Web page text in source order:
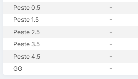
Peste 0.5 -
Peste 1.5 -
Peste 2.5 -
Peste 3.5 -
Peste 4.5 -
GG -